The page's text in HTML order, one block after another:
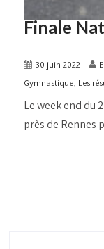
Finale
30 juin 2022
Gymnastique, Les
Le week end du
près de Rennes